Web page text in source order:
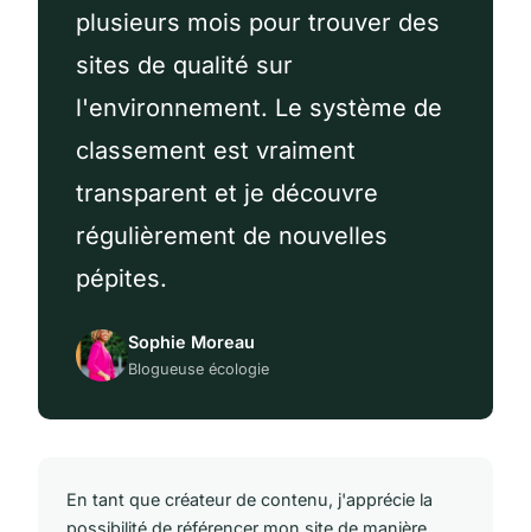
plusieurs mois pour trouver des
sites de qualité sur
l'environnement. Le système de
classement est vraiment
transparent et je découvre
régulièrement de nouvelles
pépites.
Sophie Moreau
Blogueuse écologie
En tant que créateur de contenu, j'apprécie la
possibilité de référencer mon site de manière